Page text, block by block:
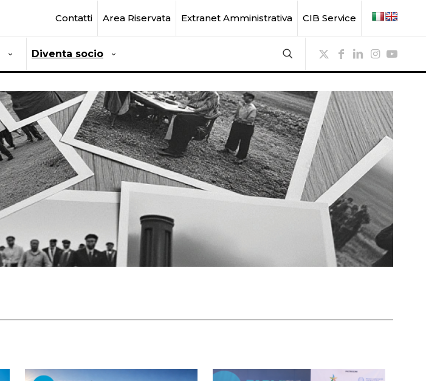
Contatti Area Riservata Extranet Amministrativa CIB Service
Diventa socio